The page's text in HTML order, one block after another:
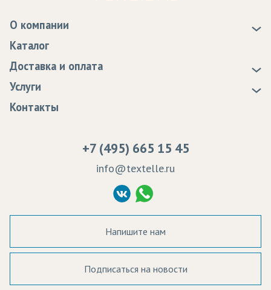
О компании
Статьи
Программа лояльности
Сертификаты качества
Судебные решения
Политика Конфиденциальности
Согласие на обработку ПД
Каталог
Доставка и оплата
Доставка
Оплата
Услуги
Образцы
Контакты
+7 (495) 665 15 45
info@textelle.ru
Напишите нам
Подписаться на новости